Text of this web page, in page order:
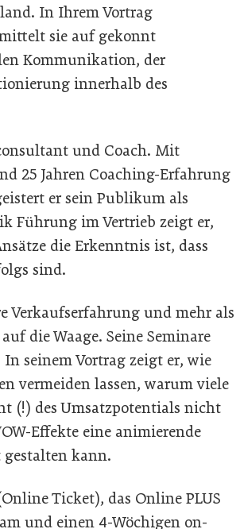
In Ihrem Vortrag
sie auf gekonnt
Kommunikation, der
innerhalb des
und Coach. Mit
25 Jahren Coaching-Erfahrung
er sein Publikum als
Führung im Vertrieb zeigt er,
die Erkenntnis ist, dass
sind.
Verkaufserfahrung und mehr als
die Waage. Seine Seminare
seinem Vortrag zeigt er, wie
vermeiden lassen, warum viele
(!) des Umsatzpotentials nicht
Effekte eine animierende
kann.
Ticket), das Online PLUS
und einen 4-Wöchigen on-